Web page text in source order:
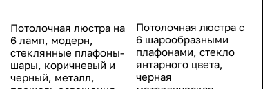
Потолочная люстра на
6 ламп, модерн,
стеклянные плафоны-
шары, коричневый и
черный, металл,
Потолочная люстра с
6 шарообразными
плафонами, стекло
янтарного цвета,
черная